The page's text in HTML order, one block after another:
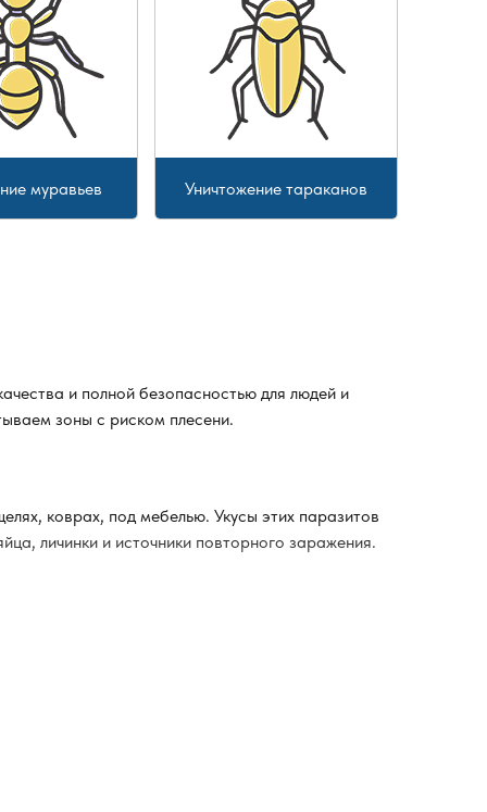
муравьев Уничтожение тараканов
и полной безопасностью для людей и
зоны с риском плесени.
коврах, под мебелью. Укусы этих паразитов
личинки и источники повторного заражения.